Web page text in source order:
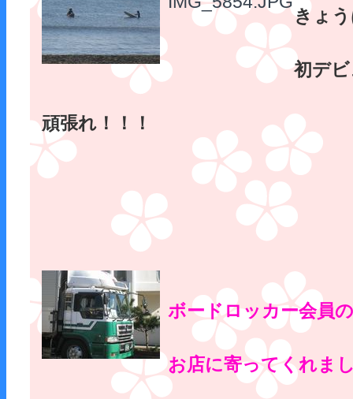
きょ
初デ
頑張れ！！！
ボードロッカー会員
お店に寄ってくれま